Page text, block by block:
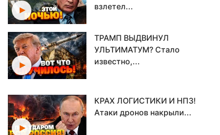
взлетел...
ТРАМП ВЫДВИНУЛ
УЛЬТИМАТУМ? Стало
известно,...
КРАХ ЛОГИСТИКИ И НПЗ!
Атаки дронов накрыли...